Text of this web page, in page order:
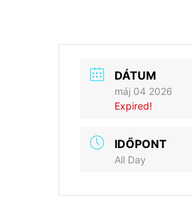
DÁTUM
máj 04 2026
Expired!
IDŐPONT
All Day